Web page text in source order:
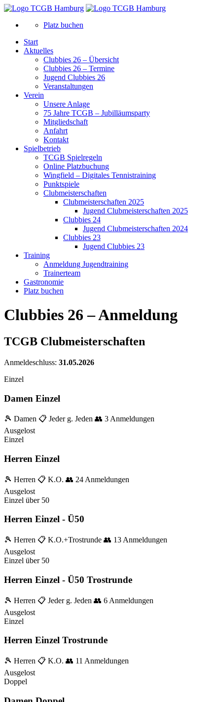
Platz buchen
Start
Aktuelles
Clubbies 26 – Übersicht
Clubbies 26 – Termine
Jugend Clubbies 26
Veranstaltungen
Verein
Unsere Anlage
75 Jahre TCGB – Jubilläumsparty
Mitgliedschaft
Anfahrt
Kontakt
Spielbetrieb
TCGB Spielregeln
Online Platzbuchung
Wingfield – Digitales Tennistraining
Punktspiele
Clubmeisterschaften
Clubmeisterschaften 2025
Jugend Clubmeisterschaften 2025
Clubbies 24
Jugend Clubmeisterschaften 2024
Clubbies 23
Jugend Clubbies 23
Training
Anmeldung Jugendtraining
Trainerteam
Gastronomie
Platz buchen
Clubbies 26 – Anmeldung
TCGB Clubmeisterschaften
Anmeldeschluss: 31.05.2026
Einzel
Damen Einzel
🎾 Damen 📋 Jeder g. Jeden 👥 3 Anmeldungen
Ausgelost
Einzel
Herren Einzel
🎾 Herren 📋 K.O. 👥 24 Anmeldungen
Ausgelost
Einzel über 50
Herren Einzel - Ü50
🎾 Herren 📋 K.O.+Trostrunde 👥 13 Anmeldungen
Ausgelost
Einzel über 50
Herren Einzel - Ü50 Trostrunde
🎾 Herren 📋 Jeder g. Jeden 👥 6 Anmeldungen
Ausgelost
Einzel
Herren Einzel Trostrunde
🎾 Herren 📋 K.O. 👥 11 Anmeldungen
Ausgelost
Doppel